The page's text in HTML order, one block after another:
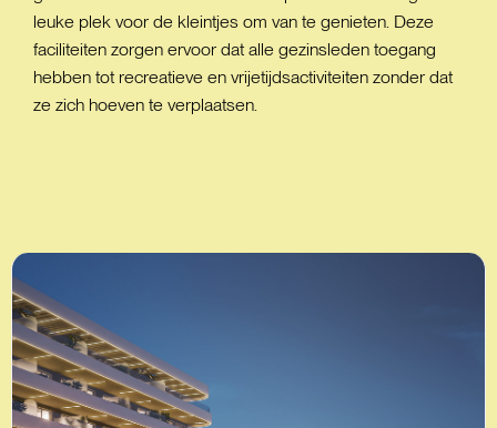
leuke plek voor de kleintjes om van te genieten. Deze
faciliteiten zorgen ervoor dat alle gezinsleden toegang
hebben tot recreatieve en vrijetijdsactiviteiten zonder dat
ze zich hoeven te verplaatsen.